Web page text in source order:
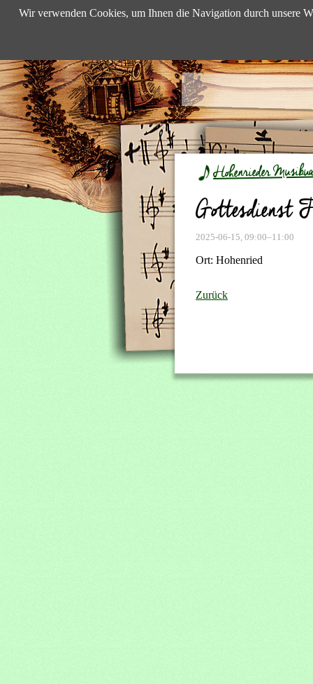
Hohenrieder
Gottesdienst
2025-06-15, 09:00–11:00
Ort: Hohenried
Zurück
Wir verwenden Cookies, um Ihnen die Navigation durch unsere